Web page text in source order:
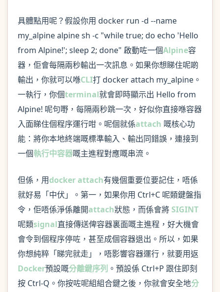
具體點用呢？假設你用 docker run -d --name
my_alpine alpine sh -c "while true; do echo 'Hello
from Alpine!'; sleep 2; done" 啟動咗一個Alpine容
器，佢會每隔兩秒輸出一次訊息。如果你想睇住呢啲
輸出，你就可以喺CLI打 docker attach my_alpine。
一執行，你個terminal就會即時顯示出 Hello from
Alpine! 呢句嘢，每隔兩秒跳一次，好似你直接喺容器
入面睇住個程序運行咁。呢個就係attach 嘅核心功
能：將你本地終端嘅標準輸入、輸出同錯誤，連接到
一個執行中容器嘅主進程對應嘅串流。
但係，用docker attach有幾個重要位要記住，唔係
就好易「中伏」。第一，如果你用 Ctrl+C 呢類鍵盤指
令，佢唔係淨係離開attach狀態，而係會將 SIGINT
呢類signal直接傳送俾容器裏面嘅主進程，好大機會
會令到個程序停咗，甚至成個容器退出。所以，如果
你想純粹「睇完就走」，唔影響容器運行，就要用返
Docker預設嘅分離鍵序列 。預設係 Ctrl+P 跟住即刻
按 Ctrl-Q。你按咗呢組組合鍵之後，你就會安全地分